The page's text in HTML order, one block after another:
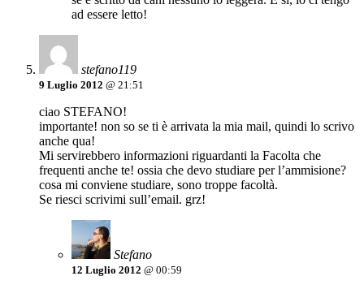
ad essere letto!
stefano119
9 Luglio 2012 @ 21:51
ciao STEFANO!
importante! non so se ti è arrivata la mia mail, quindi lo scrivo
anche qua!
Mi servirebbero informazioni riguardanti la Facolta che
frequenti anche te! ossia che devo studiare per l’ammisione?
cosa mi conviene studiare, sono troppe facoltà.
Se riesci scrivimi sull’email. grz!
Stefano
12 Luglio 2012 @ 00:59